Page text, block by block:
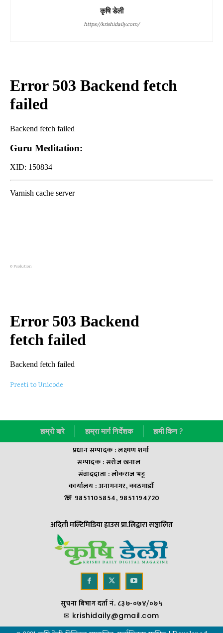
कृषि डेली
https://krishidaily.com/
© Psolution
Preeti to Unicode
हाम्राे बारे हाम्रा मार्ग निर्देशक हामी किन ?
प्रधान सम्पादक : लक्ष्मण शर्मा
सम्पादक : सराेज खनाल
संवाददाता : लाेकराज भट्ट
कार्यालय : अनामनगर, काठमाडौं
☏ 9851105854, 9851194720
अदिती मल्टिमिडिया हाउस प्रा.लिद्वारा सञ्चालित
सुचना बिभाग दर्ता नं. ८३७-०७४/०७५
✉ krishidaily@gmail.com